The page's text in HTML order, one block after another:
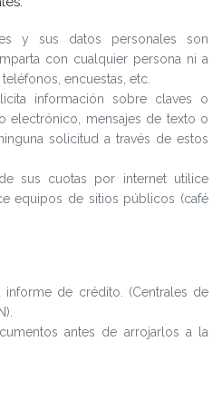
y sus datos personales son
con cualquier persona ni a
encuestas, etc.
información sobre claves o
electrónico, mensajes de texto o
solicitud a través de estos
sus cuotas por internet utilice
equipos de sitios públicos (café
informe de crédito. (Centrales de
antes de arrojarlos a la